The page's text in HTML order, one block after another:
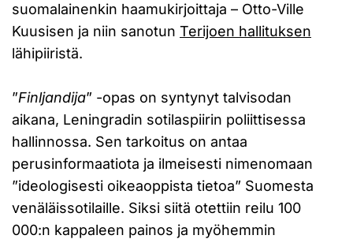
suomalainenkin haamukirjoittaja – Otto-Ville
Kuusisen ja niin sanotun Terijoen hallituksen
lähipiiristä.
”Finljandija” -opas on syntynyt talvisodan
aikana, Leningradin sotilaspiirin poliittisessa
hallinnossa. Sen tarkoitus on antaa
perusinformaatiota ja ilmeisesti nimenomaan
”ideologisesti oikeaoppista tietoa” Suomesta
venäläissotilaille. Siksi siitä otettiin reilu 100
000:n kappaleen painos ja myöhemmin